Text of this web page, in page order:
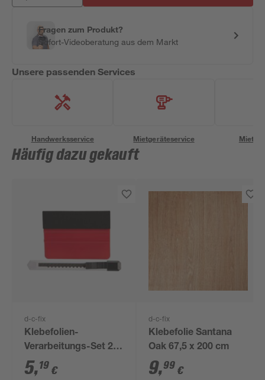
Fragen zum Produkt?
Sofort-Videoberatung aus dem Markt
Unsere passenden Services
Handwerksservice Mietgeräteservice
Häufig dazu gekauft
d-c-fix
Klebefolien-
Verarbeitungs-Set 2-
teilig
5,19 €
d-c-fix
Klebefolie Santana
Oak 67,5 x 200 cm
9,99 €